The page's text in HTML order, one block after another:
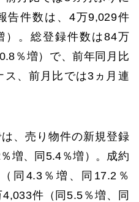
告件数は、4万9,029件
）。総登録件数は84万
％増）で、前年同月比
ス、前月比では3ヵ月連
、売り物件の新規登録
増、同5.4％増）。成約
同4.3％増、同17.2％
件（同5.5％増、同